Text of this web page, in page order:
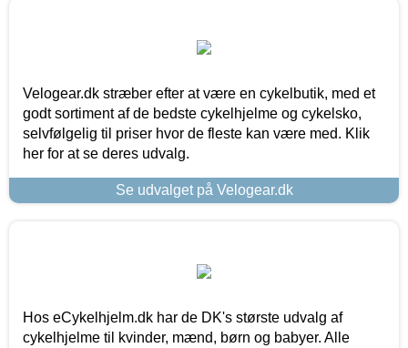
Velogear.dk stræber efter at være en cykelbutik, med et
godt sortiment af de bedste cykelhjelme og cykelsko,
selvfølgelig til priser hvor de fleste kan være med. Klik
her for at se deres udvalg.
Se udvalget på Velogear.dk
Hos eCykelhjelm.dk har de DK's største udvalg af
cykelhjelme til kvinder, mænd, børn og babyer. Alle